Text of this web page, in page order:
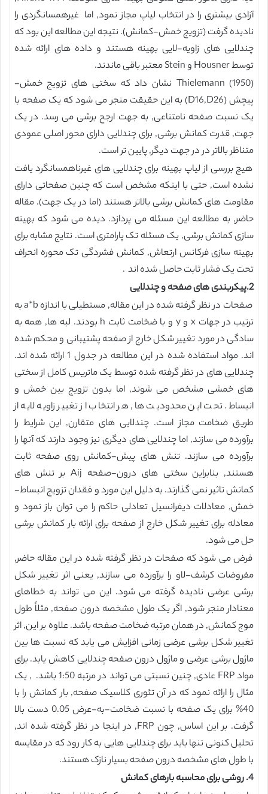
آزادی بیشتری را در انتخاب لیاپ مجاز نمود, اما غیرهمسانگردی را
نادیده گرفت (تزویج خمش-کمانش). نتیجه این مطالعه این بود که
چندلایی های زاویه-لایی بهینه هستند و داده های ارائه شده
توسط Housner و Stein معتبر باقی ماندند.
Thielemann (1950) نشان داد که سختی های تزویج خمش-
پیچش (D16,D26) به این حقیقت منجر می شود که یک صفحه با
یک نسبت صفحه نامتناعی, به جهت ارجح برشی می رسد. در یک
جهت, قدرت کمانش برشی, برای چندلایی دارای محور اصلی عمودی
متناظر بالاتر در در جهت دیگر, پایین تر است.
هیچ بررسی از لیاپ بهینه برای چندلایی های غیرناهمسانگرد یافت
نشده است, حتی با اینکه مشخص است که چنین صفحاتی دارای
مقاومت های کمانش برشی بالاتر هستند (اما در یک جهت). مقاله
حاضر, به مطالعه این مسئله می پردازد. دیده می شود که بهینه
سازی کمانش برشی, یک مسئله تک پارامتری است. نتایج مشابه برای
بهینه سازی فرکانس ارتعاش, کمانش فشردگی تک محوره انحراف
تحت یک فشار ثابت حاصل شده اند .
2.پیکربندی های صفحه و چندلایی
صفحات در نظر گرفته شده در این مقاله, مستطیلی با اندازه a*b به
ترتیب در جهات x و y و با ضخامت ثابت h بودند. لبه ها, همه به
سادگی در مورد تغییر شکل خارج از صفحه پشتیبانی و محکم شده
اند. مواد استفاده شده در این مطالعه در جدول 1 ارائه شده اند.
چندلایی های در نظر گرفته شده توسط یک ماتریس کامل از سختی
های خمشی مشخص می شوند, اما بدون تزویج بین خمش و
انبساط. تحت این محدودیت ها, هر انتخاب از تغییر زاویه لایه از
طریق ضخامت مجاز است. چندلایی های متقارن, این شرایط را
برآورده می سازند, اما چندلایی های دیگری نیز وجود دارند که آنها را
برآورده می سازند. تنش های پیش-کمانش روی صفحه ثابت
هستند, بنابراین سختی های درون-صفحه Aij بر تنش های
کمانش تاثیر نمی گذارند. به دلیل این مورد و فقدان تزویج انبساط-
خمش, معادلات دیفرانسیل تعادلی حاکم را می توان باز نمود و
معادله برای تغییر شکل خارج از صفحه برای ارائه بار کمانش برشی
حل می شود.
فرض می شود که صفحات در نظر گرفته شده در این مقاله حاضر,
مفروضات کرشف-لاو را برآورده می سازند, یعنی اثر تغییر شکل
برشی عرضی نادیده گرفته می شود. این می تواند به خطاهای
معنادار منجر شود, اگر یک طول مشخصه درون صفحه, مثلاً طول
موج کمانش, در همان مرتبه ضخامت صفحه باشد. علاوه بر این, اثر
تغییر شکل برشی عرضی زمانی افزایش می یابد که نسبت ها بین
ماژول برشی عرضی و ماژول درون صفحه چندلایی کاهش یابد. برای
مواد FRP عادی, چنین نسبتی می تواند در مرتبه 1:50 باشد. , یک
مثال را ارائه نمود که در آن تئوری کلاسیک صفحه, بار کمانش را با
40% برای یک صفحه با نسبت ضخامت-به-عرض 0.05 دست بالا
گرفت. بر این اساس, چون FRP, در اینجا در نظر گرفته شده اند,
تحلیل کنونی تنها باید برای چندلایی هایی به کار رود که در مقایسه
با طول های مشخصه درون صفحه بسیار نازک هستند.
4. روشی برای محاسبه بارهای کمانش